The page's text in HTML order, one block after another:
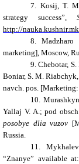
7. Kosij, T.
strategy success”,
http://
8. Madzharo
marketing], Moscow,
9. Chebotar,
Boniar, S. M.
navch. pos. [Marketing:
10.
Yallaj V. A.; pod
posobye dlia vuzov
Russia.
11.
“Znanye” available at: